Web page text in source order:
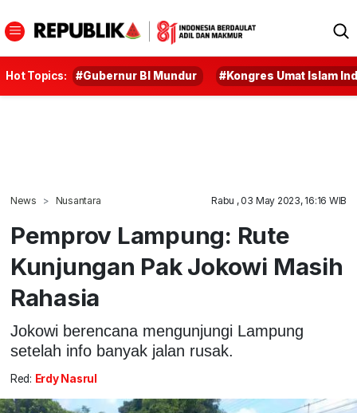
Hot Topics: #Gubernur BI Mundur #Kongres Umat Islam
News Nusantara Rabu , 03 May 2023, 16:16 WIB
Pemprov Lampung: Rute
Kunjungan Pak Jokowi Masih
Rahasia
Jokowi berencana mengunjungi Lampung
setelah info banyak jalan rusak.
Red: Erdy Nasrul